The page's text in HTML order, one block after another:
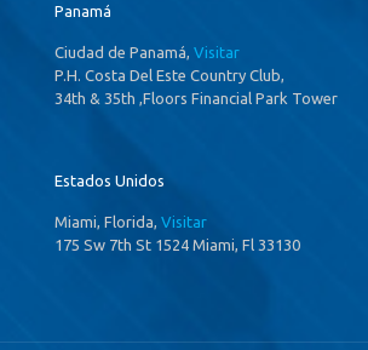
Panamá
Ciudad de Panamá, Visitar
P.H. Costa Del Este Country Club,
34th & 35th ,Floors Financial Park Tower
Estados Unidos
Miami, Florida, Visitar
175 Sw 7th St 1524 Miami, Fl 33130